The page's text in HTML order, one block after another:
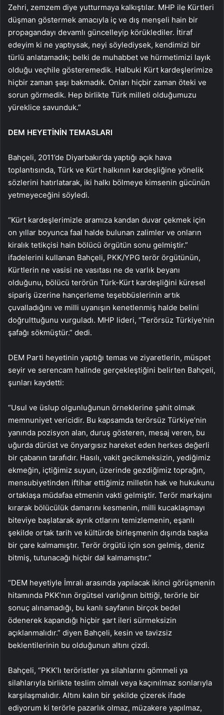
Zehri, zemzem diye yutturmaya kalkıştılar. MHP ile Kürtleri
düşman göstermek amacıyla iç ve dış menşeli hain bir
propagandayı devamlı güncelleyip körüklediler. İtiraf
edeyim ki ne yaptıysak, neyi söylediysek, kendimizi bir
türlü anlatamadık; belki de muhabbet ve hürmetimizi layık
olduğu veçhile gösteremedik. Halbuki Kürt kardeşlerimize
hiçbir zaman şaşı bakmadık. Onları hiçbir zaman öteki ve
sorun görmedik. Hep birlikte Türk milleti olduğumuzu
yüreklice savunduk.”
DEM HEYETİNİN TEMASLARI
Bahçeli, 2011’de Diyarbakır’da yaptığı açık hava
toplantısında, Türk ve Kürt halkının kardeşliğine yönelik
sözlerini hatırlatarak, iki halkı bölmeye kimsenin gücünün
yetmeyeceğini söyledi.
“Kürt kardeşlerimizle aramıza kandan duvar çekmek için
on yıllar boyunca faal halde bulunan zalimler ve onların
kiralık tetikçisi hain bölücü örgütün sonu gelmiştir.”
ifadelerini kullanan Bahçeli, PKK/YPG terör örgütünün,
Kürtlerin ne vasisi ne vasıtası ne de varlık beyanı
olduğunu, bölücü terörün Türk-Kürt kardeşliğini küresel
sipariş üzerine hançerleme teşebbüslerinin artık
çuvalladığını ve milli uyanışın kenetlenmiş halde belini
doğrulttuğunu vurguladı. MHP lideri, “Terörsüz Türkiye’nin
şafağı sökmüştür.” dedi.
DEM Parti heyetinin yaptığı temas ve ziyaretlerin, müspet
seyir ve serencam halinde gerçekleştiğini belirten Bahçeli,
şunları kaydetti:
“Usul ve üslup olgunluğunun örneklerine şahit olmak
memnuniyet vericidir. Bu kapsamda terörsüz Türkiye’nin
yanında pozisyon alan, duruş gösteren, mesaj veren, bu
uğurda dürüst ve önyargısız hareket eden herkes değerli
bir çabanın tarafıdır. Hasılı, vakit gecikmeksizin, yediğimiz
ekmeğin, içtiğimiz suyun, üzerinde gezdiğimiz toprağın,
mensubiyetinden iftihar ettiğimiz milletin hak ve hukukunu
ortaklaşa müdafaa etmenin vakti gelmiştir. Terör markajını
kırarak bölücülük damarını kesmenin, milli kucaklaşmayı
biteviye başlatarak ayrık otlarını temizlemenin, eşanlı
şekilde ortak tarih ve kültürde birleşmenin dışında başka
bir çare kalmamıştır. Terör örgütü için son gelmiş, deniz
bitmiş, tutunacağı hiçbir dal kalmamıştır.”
“DEM heyetiyle İmralı arasında yapılacak ikinci görüşmenin
hitamında PKK’nın örgütsel varlığının bittiği, terörle bir
sonuç alınamadığı, bu kanlı sayfanın birçok bedel
ödenerek kapandığı hiçbir şart ileri sürmeksizin
açıklanmalıdır.” diyen Bahçeli, kesin ve tavizsiz
beklentilerinin bu olduğunun altını çizdi.
Bahçeli, “PKK’lı teröristler ya silahlarını gömmeli ya
silahlarıyla birlikte teslim olmalı veya kaçınılmaz sonlarıyla
karşılaşmalıdır. Altını kalın bir şekilde çizerek ifade
ediyorum ki terörle pazarlık olmaz, müzakere yapılmaz,